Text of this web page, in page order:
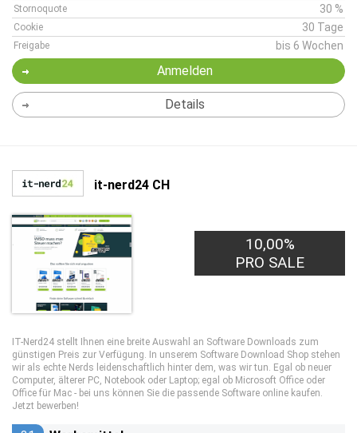
Stornoquote 30 %
Cookie 30 Tage
Freigabe bis 6 Wochen
Anmelden
Details
it-nerd24 CH
10,00%
PRO SALE
IT-Nerd24 stellt Ihnen eine breite Auswahl an Software Downloads zum
günstigen Preis zur Verfügung. In unserem Software Download Shop stehen
wir als echte Nerds leidenschaftlich hinter dem, was wir tun. Egal ob neuer
Computer, älterer PC, Notebook oder Laptop; egal ob Microsoft Office oder
Office für Mac - bei uns können Sie die passende Software online kaufen.
Jetzt bewerben!